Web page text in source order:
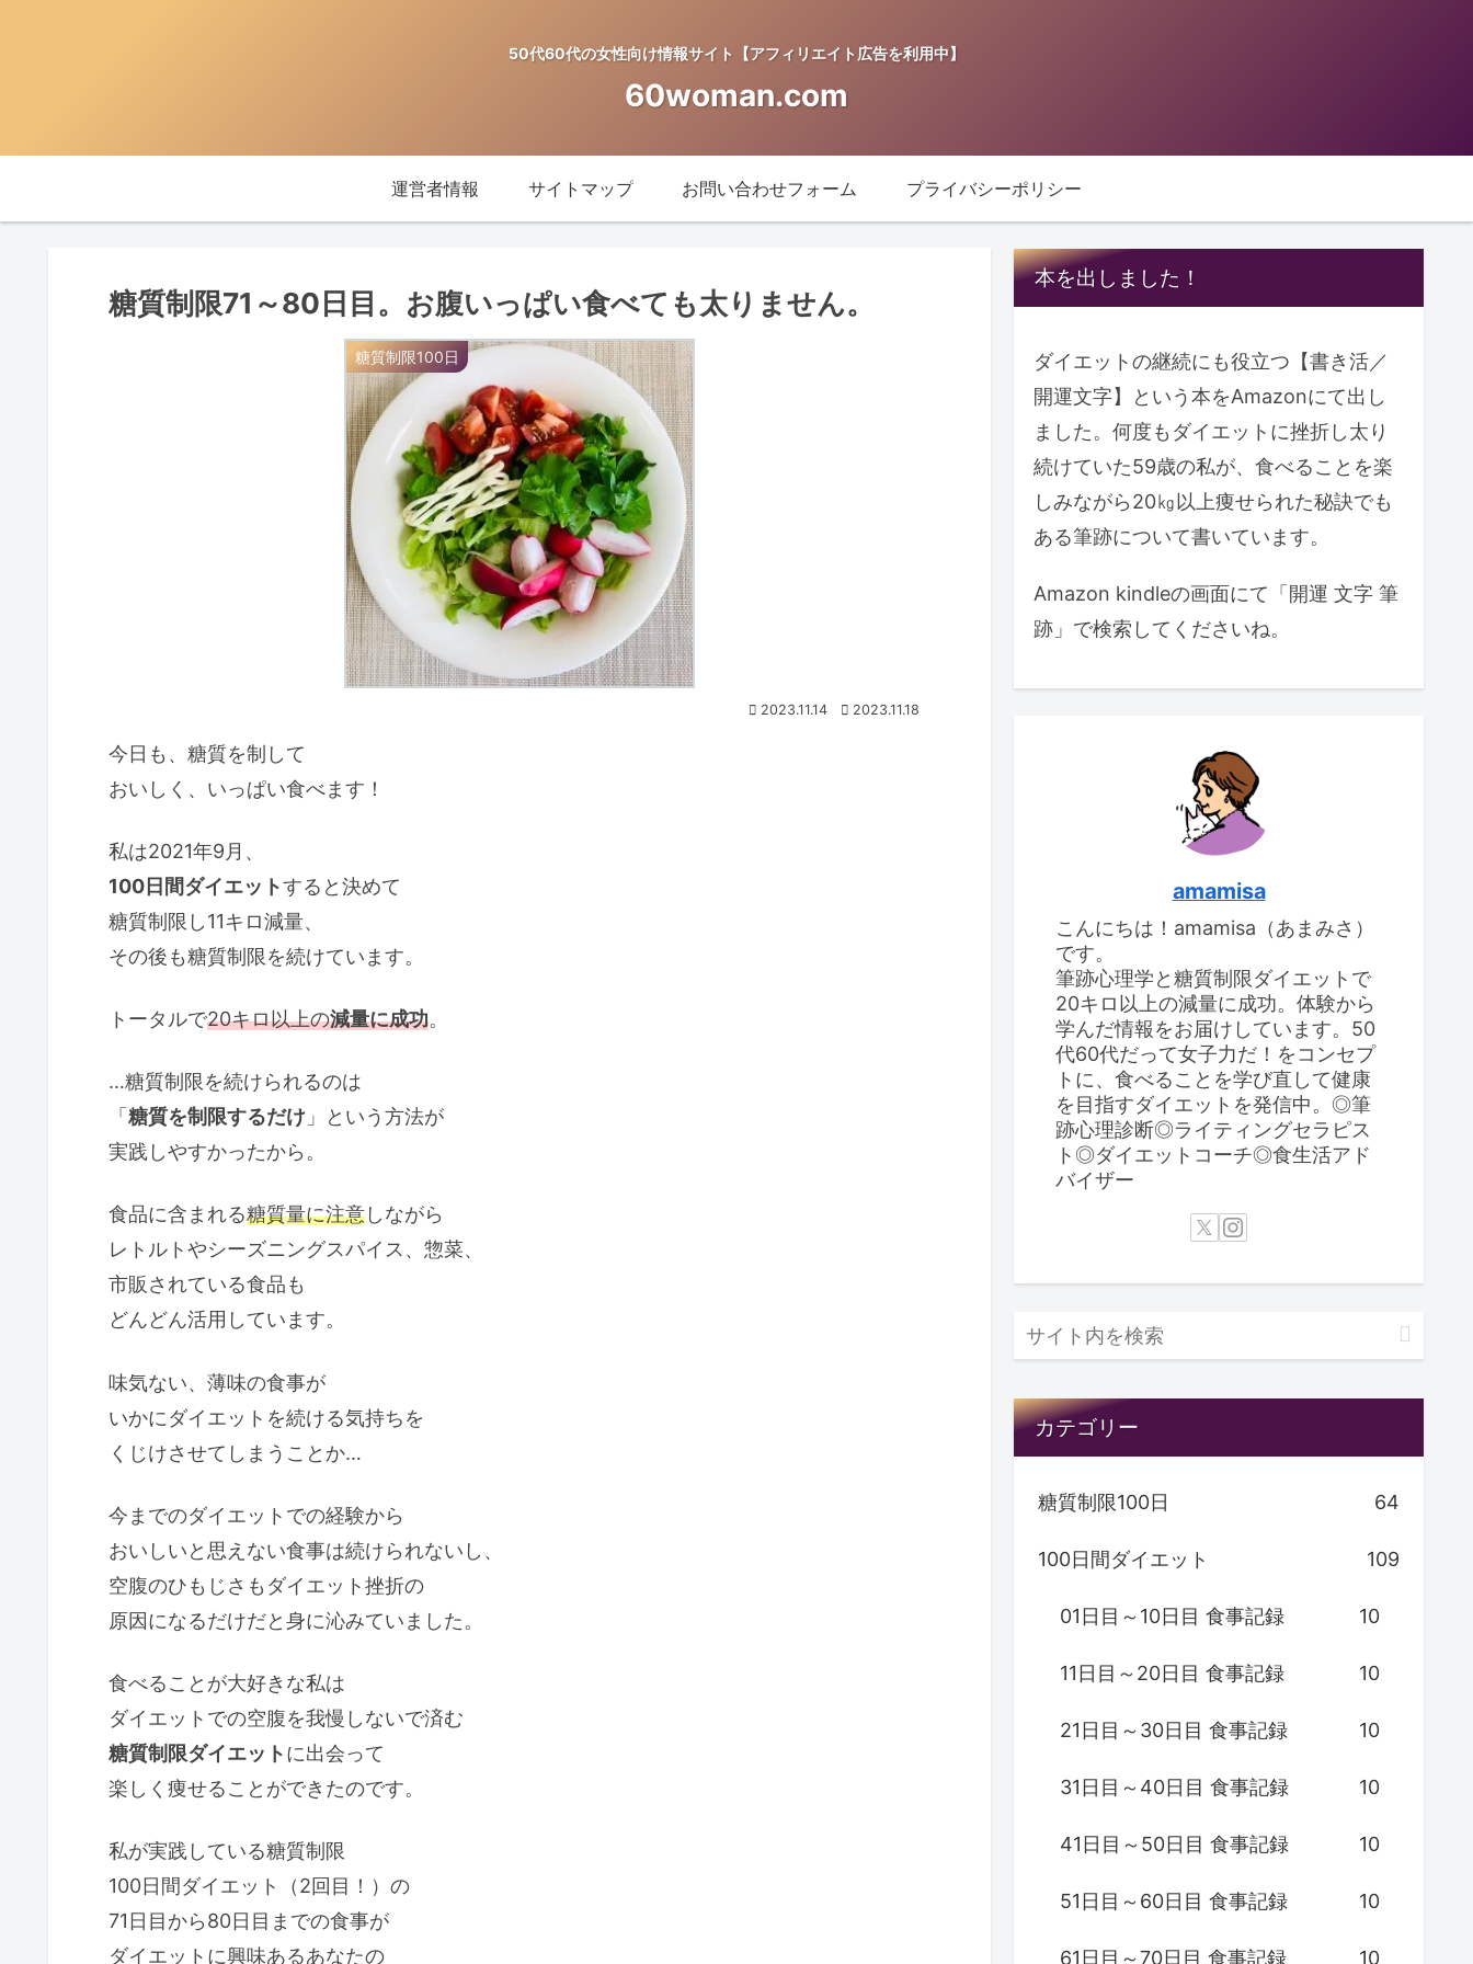
50代60代の女性向け情報サイト【アフィリエイト広告を利用中】
60woman.com
運営者情報 サイトマップ お問い合わせフォーム プライバシーポリシー
糖質制限71～80日目。お腹いっぱい食べても太りません。
糖質制限100日
2023.11.14 2023.11.18
今日も、糖質を制して
おいしく、いっぱい食べます！
私は2021年9月、
100日間ダイエットすると決めて
糖質制限し11キロ減量、
その後も糖質制限を続けています。
トータルで20キロ以上の減量に成功。
…糖質制限を続けられるのは
「 糖質を制限するだけ 」という方法が
実践しやすかったから。
食品に含まれる糖質量に注意しながら
レトルトやシーズニングスパイス、惣菜、
市販されている食品も
どんどん活用しています。
味気ない、薄味の食事が
いかにダイエットを続ける気持ちを
くじけさせてしまうことか…
今までのダイエットでの経験から
おいしいと思えない食事は続けられないし、
空腹のひもじさもダイエット挫折の
原因になるだけだと身に沁みていました。
食べることが大好きな私は
ダイエットでの空腹を我慢しないで済む
糖質制限ダイエットに出会って
楽しく痩せることができたのです。
私が実践している糖質制限
100日間ダイエット（2回目！）の
71日目から80日目までの食事が
ダイエットに興味あるあなたの
本を出しました！
ダイエットの継続にも役立つ【書き活／
開運文字】という本をAmazonにて出し
ました。何度もダイエットに挫折し太り
続けていた59歳の私が、食べることを楽
しみながら20㎏以上痩せられた秘訣でも
ある筆跡について書いています。
Amazon kindleの画面にて「開運 文字 筆
跡」で検索してくださいね。
amamisa
こんにちは！amamisa（あまみさ）
です。
筆跡心理学と糖質制限ダイエットで
20キロ以上の減量に成功。体験から
学んだ情報をお届けしています。50
代60代だって女子力だ！をコンセプ
トに、食べることを学び直して健康
を目指すダイエットを発信中。◎筆
跡心理診断◎ライティングセラピス
ト◎ダイエットコーチ◎食生活アド
バイザー
カテゴリー
糖質制限100日 64
100日間ダイエット 109
01日目～10日目 食事記録 10
11日目～20日目 食事記録 10
21日目～30日目 食事記録 10
31日目～40日目 食事記録 10
41日目～50日目 食事記録 10
51日目～60日目 食事記録 10
61日目～70日目 食事記録 10